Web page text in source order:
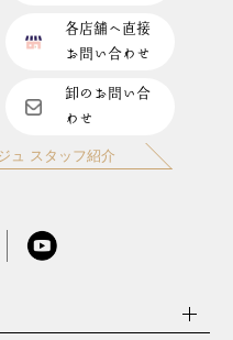
各店舗へ直接
お問い合わせ
卸のお問い合
わせ
ュ スタッフ紹介